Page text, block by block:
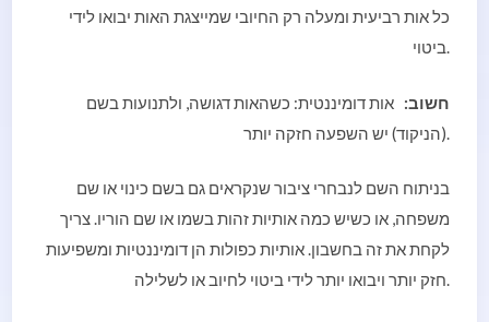
כל אות רביעית ומעלה רק החיובי שמייצגת האות יבואו לידי
ביטוי.
חשוב:אות דומיננטית: כשהאות דגושה, ולתנועות בשם
בניתוח השם לנבחרי ציבור שנקראים גם בשם כינוי או שם
משפחה, או כשיש כמה אותיות זהות בשמו או שם הוריו. צריך
לקחת את זה בחשבון. אותיות כפולות הן דומיננטיות ומשפיעות
חזק יותר ויבואו יותר לידי ביטוי לחיוב או לשלילה.